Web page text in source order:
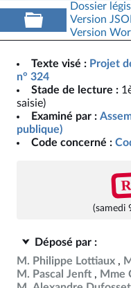
Dossier
Version
Version
Texte visé : Projet
n° 324
Stade de lecture :
saisie)
Examiné par :
publique)
Code concerné :
(samedi
Déposé par :
M. Philippe Lottiaux
M. Pascal Jenft
Mme